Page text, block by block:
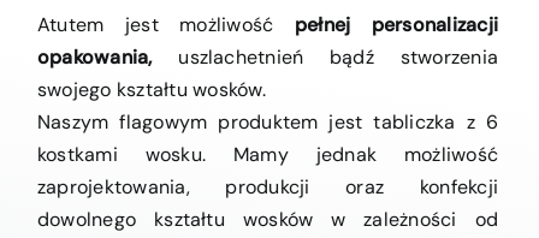
Atutem jest możliwość pełnej personalizacji
opakowania,uszlachetnień bądź stworzenia
swojego kształtu wosków.
Naszym flagowym produktem jest tabliczka z 6
kostkami wosku. Mamy jednak możliwość
zaprojektowania, produkcji oraz konfekcji
dowolnego kształtu wosków w zależności od